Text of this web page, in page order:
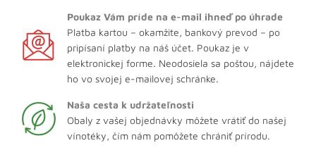
Poukaz Vám príde na e-mail ihneď po úhrade
Platba kartou – okamžite, bankový prevod – po
pripísaní platby na náš účet. Poukaz je v
elektronickej forme. Neodosiela sa poštou, nájdete
ho vo svojej e-mailovej schránke.
Naša cesta k udržateľnosti
Obaly z vašej objednávky môžete vrátiť do našej
vínotéky, čím nám pomôžete chrániť prírodu.